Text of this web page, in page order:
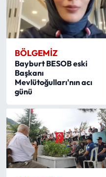
BÖLGEMIZ
Bayburt BESOB eski
Başkanı
Mevlütoğulları'nın acı
günü